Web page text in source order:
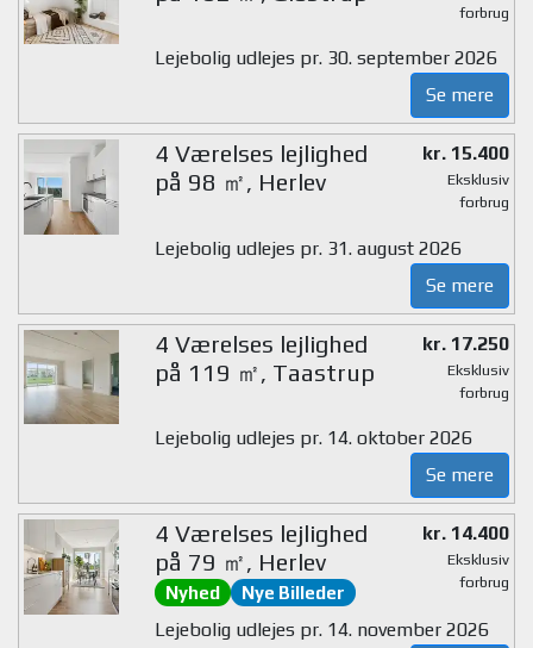
forbrug
Lejebolig udlejes pr. 30. september 2026
Se mere
4 Værelses lejlighed
på 98 ㎡, Herlev
kr. 15.400
Eksklusiv
forbrug
Lejebolig udlejes pr. 31. august 2026
Se mere
4 Værelses lejlighed
på 119 ㎡, Taastrup
kr. 17.250
Eksklusiv
forbrug
Lejebolig udlejes pr. 14. oktober 2026
Se mere
4 Værelses lejlighed
på 79 ㎡, Herlev
Nyhed Nye Billeder
kr. 14.400
Eksklusiv
forbrug
Lejebolig udlejes pr. 14. november 2026